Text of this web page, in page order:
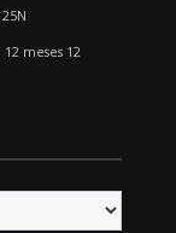
25N
12 meses 12